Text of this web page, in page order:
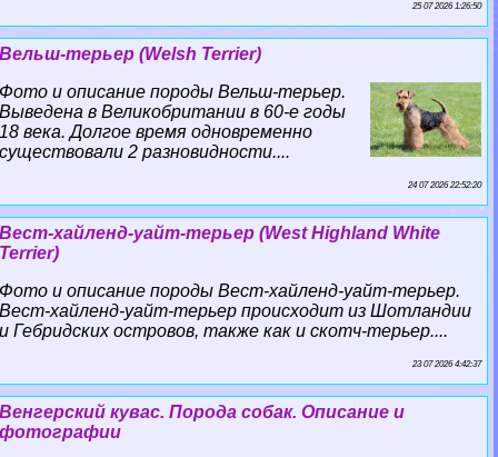
25 07 2026 1:26:50
Вельш-терьер (Welsh Terrier)
Фото и описание породы Вельш-терьер.
Выведена в Великобритании в 60-е годы
18 века. Долгое время одновременно
существовали 2 разновидности....
24 07 2026 22:52:20
Вест-хайленд-уайт-терьер (West Highland White
Terrier)
Фото и описание породы Вест-хайленд-уайт-терьер.
Вест-хайленд-уайт-терьер происходит из Шотландии
и Гебридских островов, также как и скотч-терьер....
23 07 2026 4:42:37
Венгерский кувас. Порода собак. Описание и
фотографии